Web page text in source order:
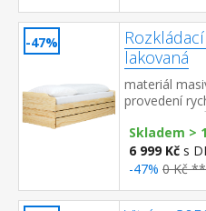
-47%
lakovaná
materiál
provedení
dvě nebo tři
součástí
Skladem >
6 999 Kč s
-47% 0 Kč **